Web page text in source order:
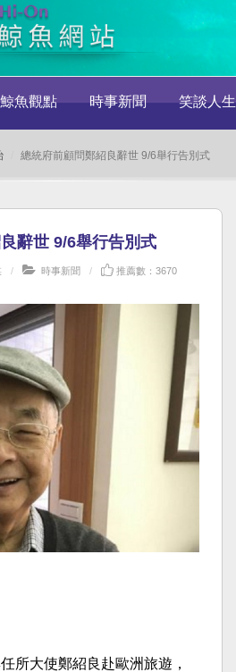
鯨魚觀點 時事新聞 笑談人生
總統府前顧問鄭紹良辭世 9/6舉行告別式
辭世 9/6舉行告別式
時事新聞 推薦數：3670
所大使鄭紹良赴歐洲旅遊，